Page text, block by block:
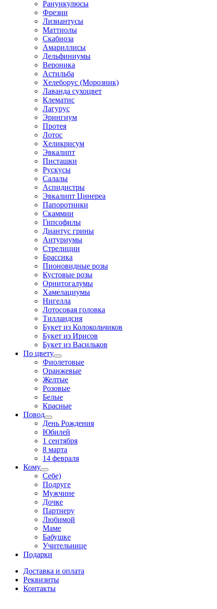
Ранункулюсы
Фрезии
Лизиантусы
Маттиолы
Скабиоза
Амариллисы
Дельфиниумы
Вероника
Астильба
Хелеборус (Морозник)
Лаванда сухоцвет
Клематис
Лагурус
Эрингиум
Протея
Лотос
Хеликрисум
Эвкалипт
Писташки
Рускусы
Салалы
Аспидистры
Эвкалипт Цинереа
Папоротники
Скаммии
Гипсофилы
Диантус грины
Антуриумы
Стрелиции
Брассика
Пионовидные розы
Кустовые розы
Орнитогалумы
Хамелациумы
Нигелла
Лотосовая головка
Тилландсия
Букет из Колокольчиков
Букет из Ирисов
Букет из Васильков
По цвету
Фиолетовые
Оранжевые
Желтые
Розовые
Белые
Красные
Повод
День Рождения
Юбилей
1 сентября
8 марта
14 февраля
Кому
Себе)
Подруге
Мужчине
Дочке
Партнеру
Любимой
Маме
Бабушке
Учительнице
Подарки
Доставка и оплата
Реквизиты
Контакты